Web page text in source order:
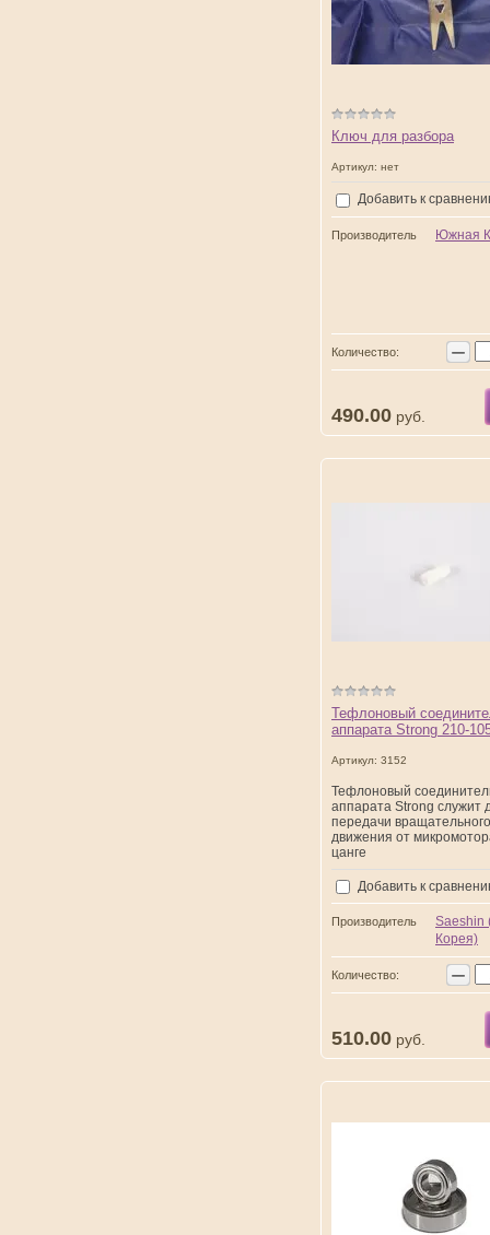
Ключ для разбора
Артикул: нет
Добавить к
Производитель Южная
Количество: −
490.00 руб.
Тефлоновый
аппарата Strong 210-
Артикул: 3152
Тефлоновый
аппарата Strong служит
передачи вращательного
движения от
цанге
Добавить к
Производитель
Корея)
Количество: −
510.00 руб.